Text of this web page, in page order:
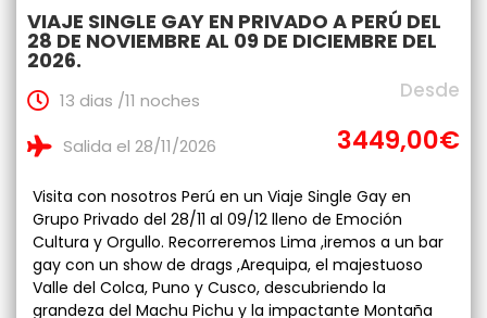
VIAJE SINGLE GAY EN PRIVADO A PERÚ DEL
28 DE NOVIEMBRE AL 09 DE DICIEMBRE DEL
2026.
13 dias /11 noches
Salida el 28/11/2026
Desde
3449,00€
Visita con nosotros Perú en un Viaje Single Gay en
Grupo Privado del 28/11 al 09/12 lleno de Emoción
Cultura y Orgullo. Recorreremos Lima ,iremos a un bar
gay con un show de drags ,Arequipa, el majestuoso
Valle del Colca, Puno y Cusco, descubriendo la
grandeza del Machu Pichu y la impactante Montaña